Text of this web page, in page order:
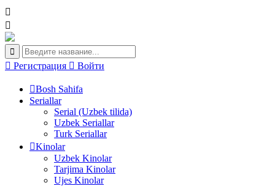
Регистрация Войти
Bosh Sahifa
Seriallar
Serial (Uzbek tilida)
Uzbek Seriallar
Turk Seriallar
Kinolar
Uzbek Kinolar
Tarjima Kinolar
Ujes Kinolar